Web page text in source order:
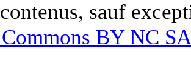
sauf
BY NC SA